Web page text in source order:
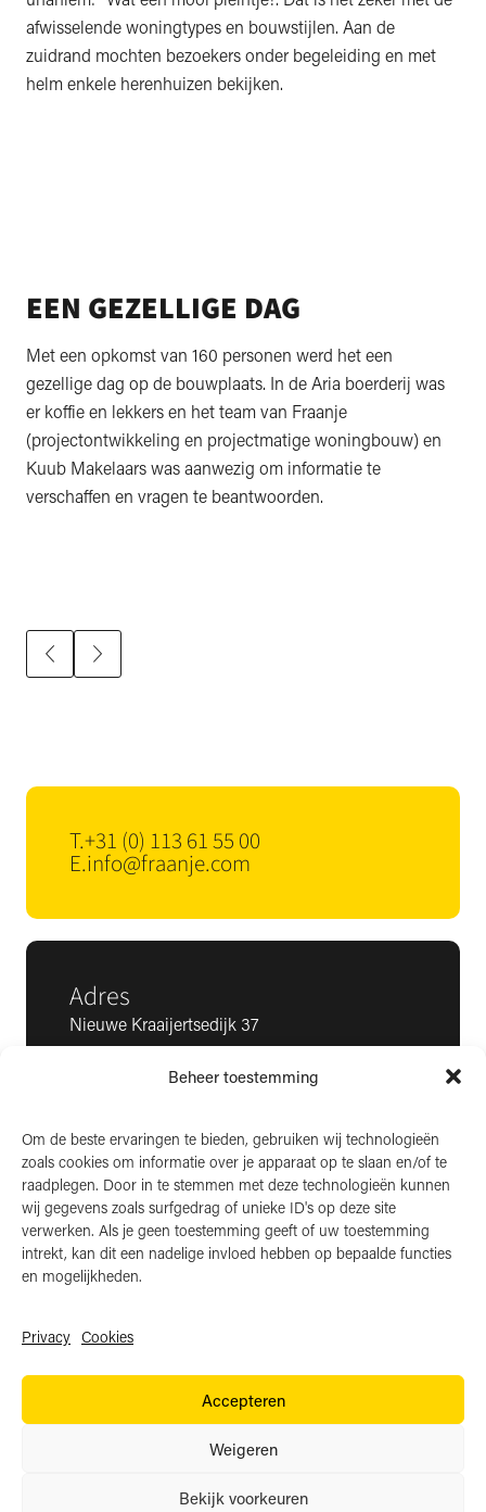
Beheer toestemming
Om de beste ervaringen te bieden, gebruiken wij technologieën
zoals cookies om informatie over je apparaat op te slaan en/of te
raadplegen. Door in te stemmen met deze technologieën kunnen
wij gegevens zoals surfgedrag of unieke ID's op deze site
verwerken. Als je geen toestemming geeft of uw toestemming
intrekt, kan dit een nadelige invloed hebben op bepaalde functies
en mogelijkheden.
Privacy Cookies
Accepteren
Weigeren
Bekijk voorkeuren
afwisselende woningtypes en bouwstijlen. Aan de
zuidrand mochten bezoekers onder begeleiding en met
helm enkele herenhuizen bekijken.
EEN GEZELLIGE DAG
Met een opkomst van 160 personen werd het een
gezellige dag op de bouwplaats. In de Aria boerderij was
er koffie en lekkers en het team van Fraanje
(projectontwikkeling en projectmatige woningbouw) en
Kuub Makelaars was aanwezig om informatie te
verschaffen en vragen te beantwoorden.
T.+31 (0) 113 61 55 00
E.info@fraanje.com
Adres
Nieuwe Kraaijertsedijk 37
4458 NK ’s-Heer Arendskerke
BTW: NL006850807
LinkedIn
Instagram
Facebook
Algemene voorwaarden
BlackDesk